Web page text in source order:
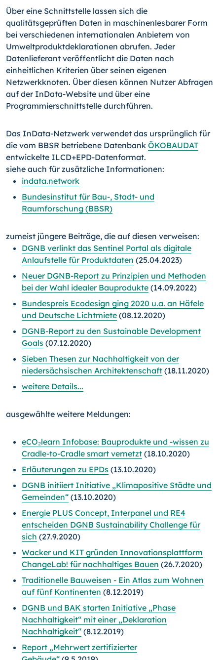
Über eine Schnittstelle lassen sich die
qualitätsgeprüften Daten in maschinenlesbarer Form
bei verschiedenen internationalen Anbietern von
Umweltproduktdeklarationen abrufen. Jeder
Datenlieferant veröffentlicht die Daten nach
einheitlichen Kriterien über seinen eigenen
Netzwerkknoten. Über diesen können Nutzer Abfragen
auf der InData-Website und über eine
Programmierschnittstelle durchführen.
Das InData-Netzwerk verwendet das ursprünglich für
die vom BBSR betriebene Datenbank ÖKOBAUDAT
entwickelte ILCD+EPD-Datenformat.
siehe auch für zusätzliche Informationen:
indata.network
Bundesinstitut für Bau-, Stadt- und
Raumforschung (BBSR)
zumeist jüngere Beiträge, die auf diesen verweisen:
DGNB verlinkt das Sentinel Portal als digitale
Anlaufstelle für Produktdaten (25.04.2023)
Neuer DGNB-Report zu Prinzipien und Methoden
bei der Wahl idealer Bauprodukte (14.09.2022)
Bundespreis Ecodesign ging 2020 u.a. an Häfele
und Deutsche Lichtmiete (08.12.2020)
DGNB-Report zu den Sustainable Development
Goals (07.12.2020)
Sieben Thesen zur Nachhaltigkeit von der
niedersächsischen Architektenschaft (18.11.2020)
weitere Details...
ausgewählte weitere Meldungen:
eCO₂learn Infobase: Bauprodukte und -wissen zu
Cradle-to-Cradle smart vernetzt (18.10.2020)
Erläuterungen zu EPDs (13.10.2020)
DGNB initiiert Initiative „Klimapositive Städte und
Gemeinden“ (13.10.2020)
Energie PLUS Concept, Interpanel und RE4
entscheiden DGNB Sustainability Challenge für
sich (27.9.2020)
Wacker und KIT gründen Innovationsplattform
ChangeLab! für nachhaltiges Bauen (26.7.2020)
Traditionelle Bauweisen - Ein Atlas zum Wohnen
auf fünf Kontinenten (8.12.2019)
DGNB und BAK starten Initiative „Phase
Nachhaltigkeit“ mit einer „Deklaration
Nachhaltigkeit“ (8.12.2019)
Report „Mehrwert zertifizierter